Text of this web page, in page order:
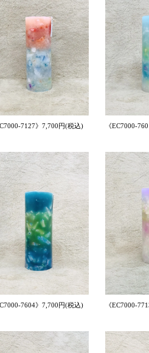
7127》7,700円(税込) 《EC7000-
7604》7,700円(税込) 《EC7000-